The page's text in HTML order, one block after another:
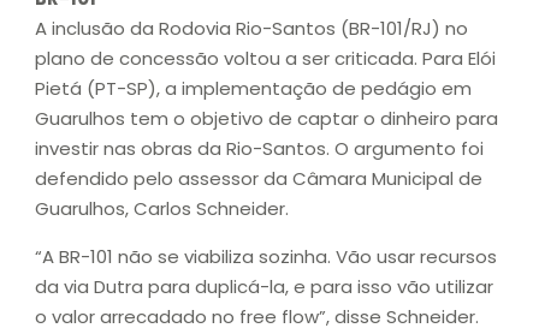
A inclusão da Rodovia Rio-Santos (BR-101/RJ) no
plano de concessão voltou a ser criticada. Para Elói
Pietá (PT-SP), a implementação de pedágio em
Guarulhos tem o objetivo de captar o dinheiro para
investir nas obras da Rio-Santos. O argumento foi
defendido pelo assessor da Câmara Municipal de
Guarulhos, Carlos Schneider.
“A BR-101 não se viabiliza sozinha. Vão usar recursos
da via Dutra para duplicá-la, e para isso vão utilizar
o valor arrecadado no free flow”, disse Schneider.